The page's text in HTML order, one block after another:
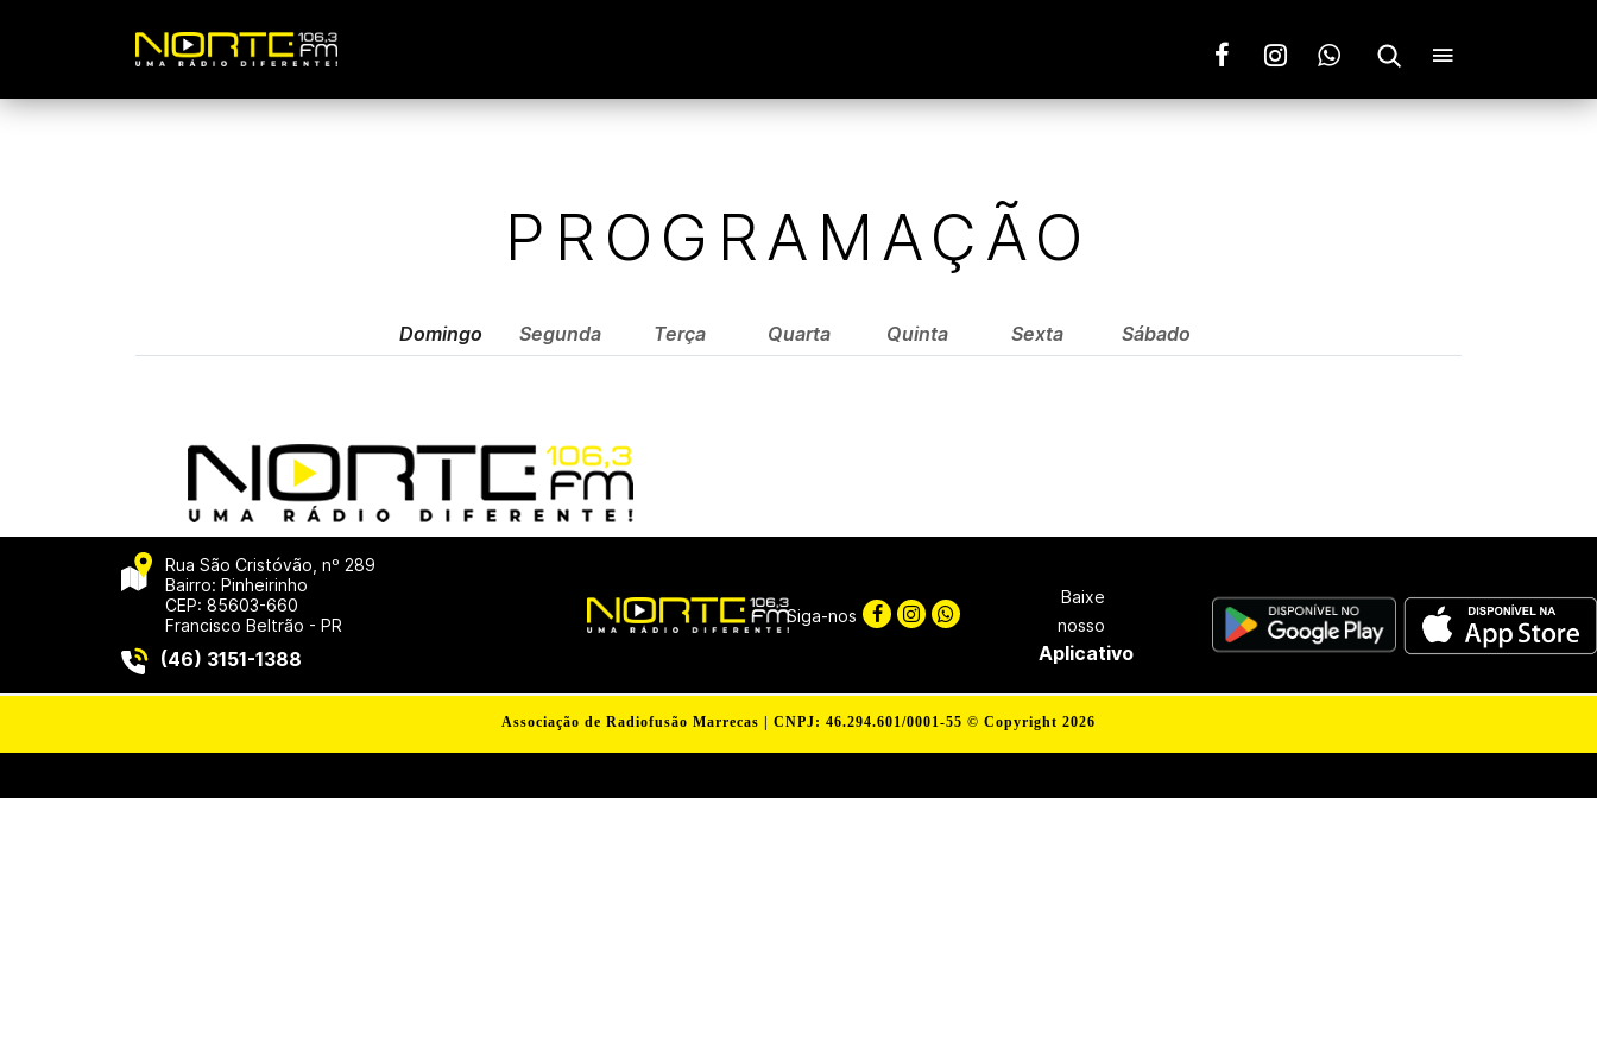
PROGRAMAÇÃO
Domingo Segunda Terça Quarta Quinta Sexta Sábado
Rua São Cristóvão, nº 289
Bairro: Pinheirinho
CEP: 85603-660
Francisco Beltrão - PR
(46) 3151-1388
Siga-nos
Baixe
nosso
Aplicativo
Associação de Radiofusão Marrecas | CNPJ: 46.294.601/0001-55 © Copyright 2026